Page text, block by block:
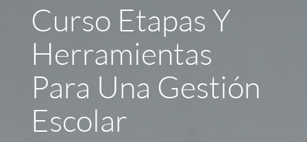
Curso Etapas Y
Herramientas
Para Una Gestión
Escolar